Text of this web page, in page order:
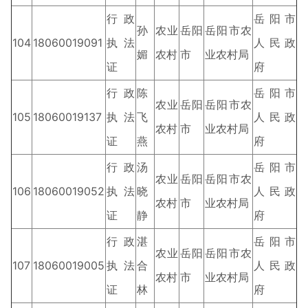
104 18060019091
行政
执法
证
孙
媚
农业
农村
岳阳
市
岳阳市农
业农村局
岳阳市
人民政
府
105 18060019137
行政
执法
证
陈
飞
燕
农业
农村
岳阳
市
岳阳市农
业农村局
岳阳市
人民政
府
106 18060019052
行政
执法
证
汤
晓
静
农业
农村
岳阳
市
岳阳市农
业农村局
岳阳市
人民政
府
107 18060019005
行政
执法
证
湛
合
林
农业
农村
岳阳
市
岳阳市农
业农村局
岳阳市
人民政
府